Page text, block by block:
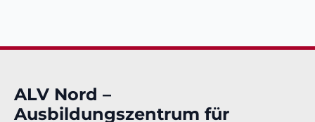
ALV Nord –
Ausbildungszentrum für